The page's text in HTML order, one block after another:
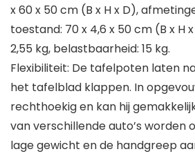
x 60 x 50 cm (B x H x D),
toestand: 70 x 4,6 x 50 cm (B x H
2,55 kg, belastbaarheid: 15 kg.
Flexibiliteit: De tafelpoten laten
het tafelblad klappen. In
rechthoekig en kan hij
van verschillende auto’s worden
lage gewicht en de handgreep